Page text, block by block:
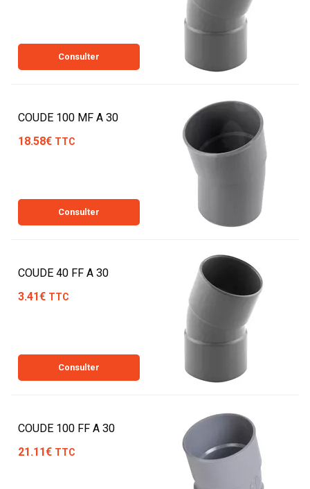
Consulter
COUDE 100 MF A 30
18.58€ TTC
Consulter
COUDE 40 FF A 30
3.41€ TTC
Consulter
COUDE 100 FF A 30
21.11€ TTC